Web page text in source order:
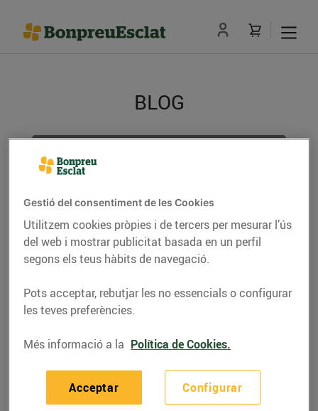
BLOG
ENERGIA
Error: No s'ha trobat l'entrada.
Gestió del consentiment de les Cookies
Utilitzem cookies pròpies i de tercers per mesurar l’ús
del web i mostrar publicitat basada en un perfil
segons els teus hàbits de navegació.
Pots acceptar, rebutjar les no essencials o configurar
les teves preferències.
Més informació a la Política de Cookies.
Configurar
Acceptar